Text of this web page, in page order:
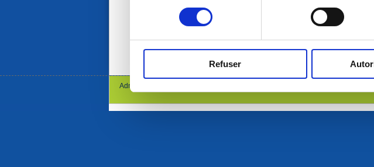
consentement
Refuser
Administration